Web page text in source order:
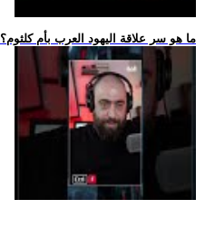
.. ما هو سر علاقة اليهود العرب بأم كلثوم؟